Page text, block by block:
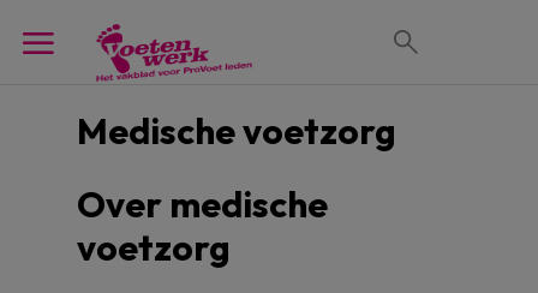
Medische voetzorg
Over medische
voetzorg